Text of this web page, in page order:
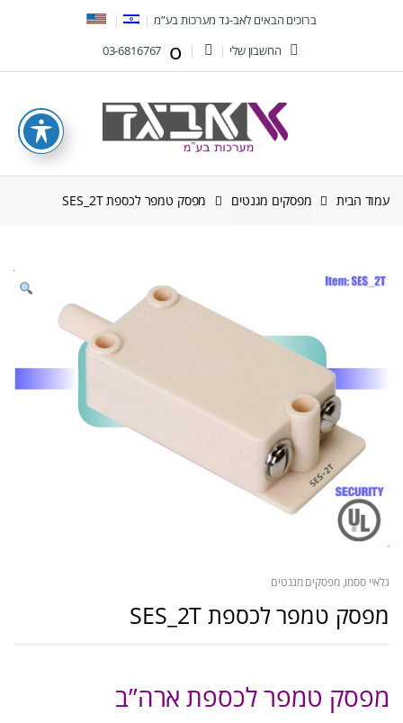
ברוכים הבאים לאב-גד מערכות בע”מ
החשבון שלי
עמוד הבית מפסקים מגנטים מפסק טמפר לכספת SES_2T
גלאיי ססמו,מפסקים מגנטים
מפסק טמפר לכספת SES_2T
מפסק טמפר לכספת ארה”ב